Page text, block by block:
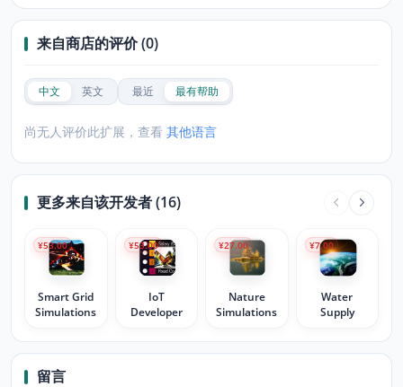
来自商店的评价 (0)
中文 英文 最近 最有帮助
尚无人评价此扩展，查看 其他语言
更多来自该开发者 (16)
Smart Grid
Simulations
¥53.00
IoT
Developer
¥53.00
Nature
Simulations
¥27.00
Water
Supply
¥7.00
留言